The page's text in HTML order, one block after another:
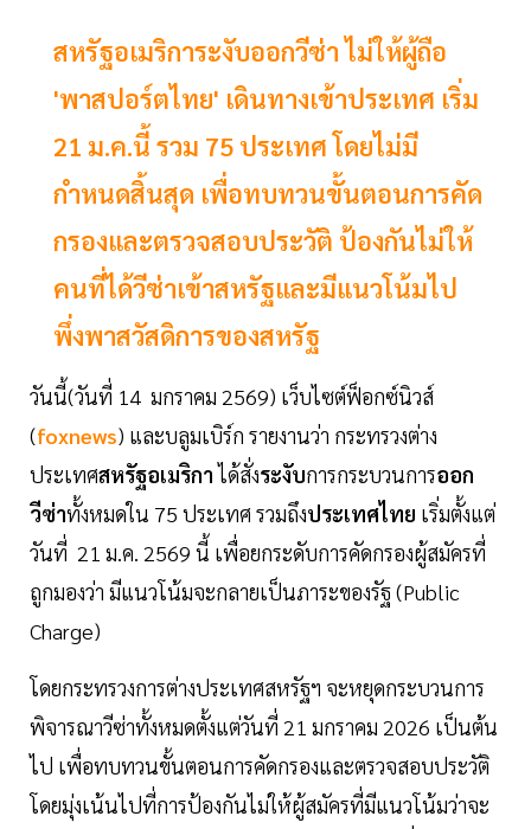
สหรัฐอเมริการะงับออกวีซ่า ไม่ให้ผู้ถือ
'พาสปอร์ตไทย' เดินทางเข้าประเทศ เริ่ม
21 ม.ค.นี้ รวม 75 ประเทศ โดยไม่มี
กำหนดสิ้นสุด เพื่อทบทวนขั้นตอนการคัด
กรองและตรวจสอบประวัติ ป้องกันไม่ให้
คนที่ได้วีซ่าเข้าสหรัฐและมีแนวโน้มไป
พึ่งพาสวัสดิการของสหรัฐ
วันนี้(วันที่ 14 มกราคม 2569) เว็บไซต์ฟ็อกซ์นิวส์
(foxnews) และบลูมเบิร์ก รายงานว่า กระทรวงต่าง
ประเทศสหรัฐอเมริกาได้สั่งระงับการกระบวนการออก
วีซ่าทั้งหมดใน 75 ประเทศ รวมถึงประเทศไทย เริ่มตั้งแต่
วันที่ 21 ม.ค. 2569 นี้ เพื่อยกระดับการคัดกรองผู้สมัครที่
ถูกมองว่า มีแนวโน้มจะกลายเป็นภาระของรัฐ (Public
Charge)
โดยกระทรวงการต่างประเทศสหรัฐฯ จะหยุดกระบวนการ
พิจารณาวีซ่าทั้งหมดตั้งแต่วันที่ 21 มกราคม 2026 เป็นต้น
ไป เพื่อทบทวนขั้นตอนการคัดกรองและตรวจสอบประวัติ
โดยมุ่งเน้นไปที่การป้องกันไม่ให้ผู้สมัครที่มีแนวโน้มว่าจะ